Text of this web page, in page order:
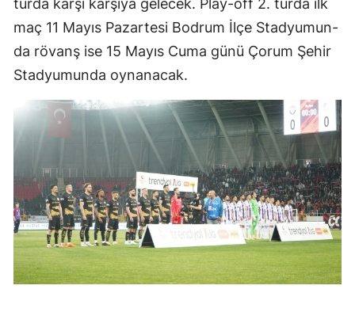
Gaziantep
Giresun
Hakkari
Hatay
Isparta
Mersin
İstanbul
İzmir
turda karşı karşıya gelecek. Play-off 2. turda ilk
maç 11 Mayıs Pazartesi Bodrum İlçe Stadyumun-
da rövanş ise 15 Mayıs Cuma günü Çorum Şehir
Stadyumunda oynanacak.